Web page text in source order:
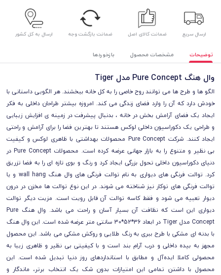
ارسال سریع ضمانت کالای اصل ضمانت بازگشت وجه ارسال به کل کشور
توضیحات مشخصات محصول بازخوردها
وال هنگ Pure Concept مدل Tiger
الگو ها و طرح ها می توانند روح خاصی را به کل خانه ببخشند. هر الگویی داستانی با
خودش دارد که آن را وارد فضای زندگی می کند. امروزه بیشتر طراحان داخلی به فکر
ایجاد یک فضای آرامش بخش در خانه ، بدنبال پیشرفت در زمینه ی افزایش زیبایی
و طراحی یک دکوراسیون داخلی لوکس هستند تا بهترین فضا را برای آرامش و راحتی
ایجاد کنند. شرکت Pure Concept محصولات بهداشتی با ظاهری لوکس و کیفیت
بی نظیر و متنوع را به بازار جهانی عرضه کرده است. محصولات Pure Concept در
دنیای دکوراسیون داخلی تحول بزرگی ایجاد کرد و رنگ و بوی تازه ای را به فضا تزریق
کرد. توالت فرنگی های دیواری به نام توالت فرنگی های وال هنگ wall hang و یا
توالت فرنگی های توکار نیز شناخته می شوند. در این نوع توالت ها مخزن در درون
دیوار تعبیه می شود و فقط کاسه توالت آن قابل رویت است. مزیت دیگر توالت
دیواری این است که نظافت آن بسیار آسان و راحت می باشد. وال هنگ Pure
Concept مدل Tiger در ابعاد 36*52*30 سانتی متر عرضه شده است. این وال هنگ
با بدنه ای مشکی با طرح ببری به رنگ طلایی و روکش مشکی می باشد. این محصول
مجهز به بیده داخلی و درب آرام بند است و با کیفیتی بی نظیر و ظاهری زیبا به
محصولی کاملا ایده‌آل و مطابق با استانداردهای روز دنیا تبدیل شده است. این
محصول با داشتن تمامی این امتیازات بدون شک یک انتخاب برتر، ماندگار و